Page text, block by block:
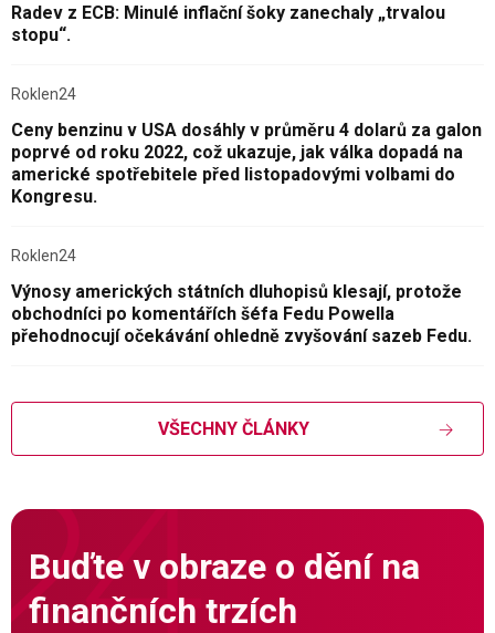
Radev z ECB: Minulé inflační šoky zanechaly „trvalou
stopu“.
Roklen24
Ceny benzinu v USA dosáhly v průměru 4 dolarů za galon
poprvé od roku 2022, což ukazuje, jak válka dopadá na
americké spotřebitele před listopadovými volbami do
Kongresu.
Roklen24
Výnosy amerických státních dluhopisů klesají, protože
obchodníci po komentářích šéfa Fedu Powella
přehodnocují očekávání ohledně zvyšování sazeb Fedu.
VŠECHNY ČLÁNKY
Buďte v obraze o dění na
finančních trzích